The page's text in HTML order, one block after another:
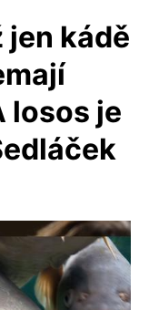
jen kádě
losos je